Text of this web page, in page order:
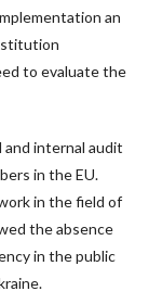
an
to evaluate the
internal audit
in the EU.
in the field of
the absence
in the public